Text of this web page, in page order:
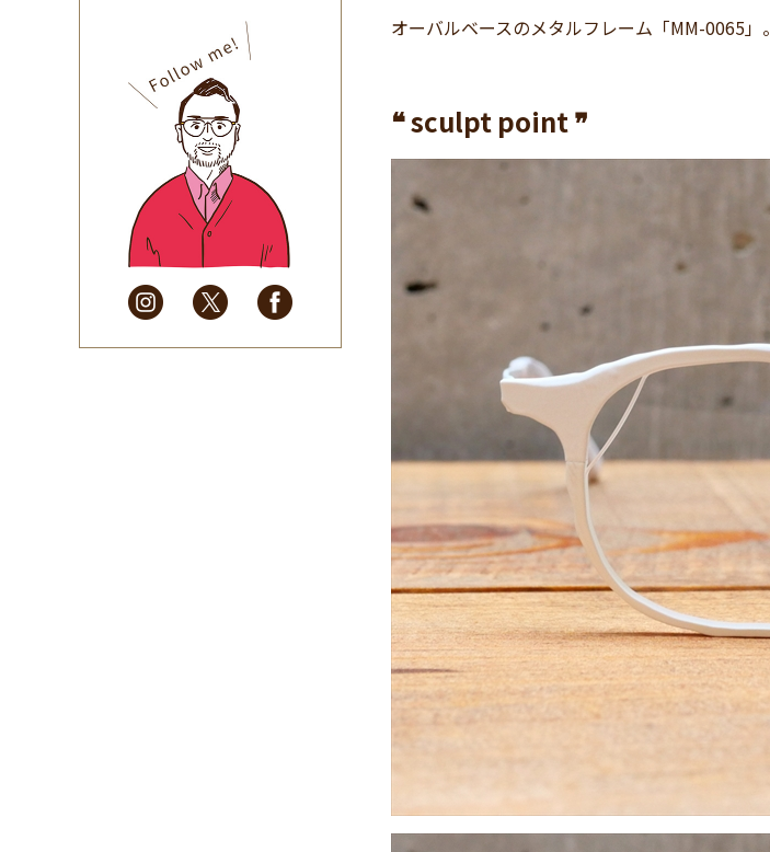
(32)
2025年9月(30)
2025年8月(31)
2025年7月(37)
2025年6月(48)
2025年5月
(41)
2025年4月
(32)
2025年3月(31)
2025年2月
(28)
2025年1月
(34)
オーバルベースのメタルフレーム「MM-0065」。
❝ sculpt point ❞